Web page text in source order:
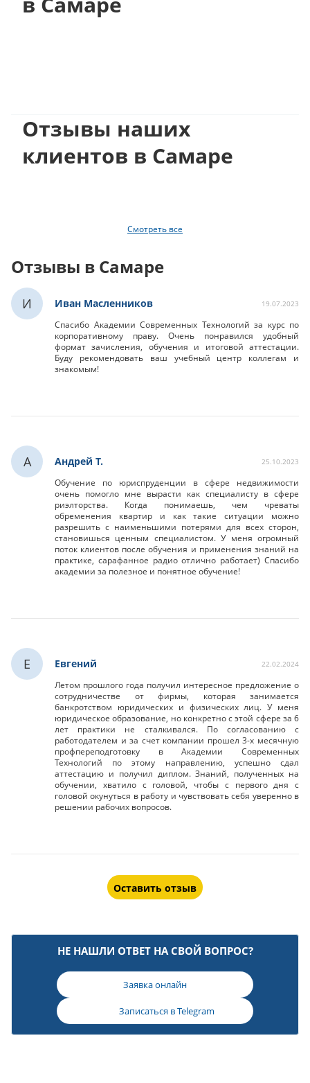
Отзывы наших
клиентов в Самаре
Смотреть все
Отзывы в Самаре
И Иван Масленников 19.07.2023
Спасибо Академии Современных Технологий за курс по
корпоративному праву. Очень понравился удобный
формат зачисления, обучения и итоговой аттестации.
Буду рекомендовать ваш учебный центр коллегам и
знакомым!
А Андрей Т. 25.10.2023
Обучение по юриспруденции в сфере недвижимости
очень помогло мне вырасти как специалисту в сфере
риэлторства. Когда понимаешь, чем чреваты
обременения квартир и как такие ситуации можно
разрешить с наименьшими потерями для всех сторон,
становишься ценным специалистом. У меня огромный
поток клиентов после обучения и применения знаний на
практике, сарафанное радио отлично работает) Спасибо
академии за полезное и понятное обучение!
Е Евгений 22.02.2024
Летом прошлого года получил интересное предложение о
сотрудничестве от фирмы, которая занимается
банкротством юридических и физических лиц. У меня
юридическое образование, но конкретно с этой сфере за 6
лет практики не сталкивался. По согласованию с
работодателем и за счет компании прошел 3-х месячную
профпереподготовку в Академии Современных
Технологий по этому направлению, успешно сдал
аттестацию и получил диплом. Знаний, полученных на
обучении, хватило с головой, чтобы с первого дня с
головой окунуться в работу и чувствовать себя уверенно в
решении рабочих вопросов.
Оставить отзыв
НЕ НАШЛИ ОТВЕТ НА СВОЙ ВОПРОС?
Заявка онлайн
Записаться вTelegram